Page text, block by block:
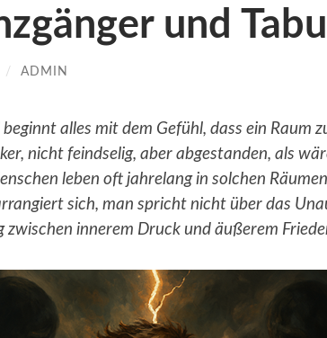
und
/ ADMIN
alles mit dem Gefühl, dass ein Raum
nicht feindselig, aber abgestanden, als
leben oft jahrelang in solchen
sich, man spricht nicht über das
zwischen innerem Druck und äußerem